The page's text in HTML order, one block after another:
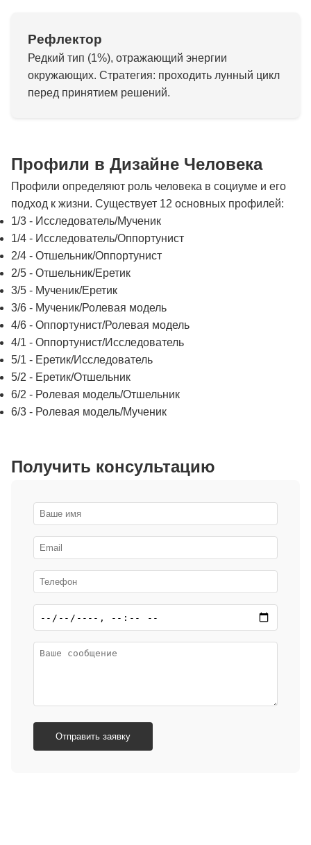
Рефлектор
Редкий тип (1%), отражающий энергии
окружающих. Стратегия: проходить лунный цикл
перед принятием решений.
Профили в Дизайне Человека
Профили определяют роль человека в социуме и его
подход к жизни. Существует 12 основных профилей:
1/3 - Исследователь/Мученик
1/4 - Исследователь/Оппортунист
2/4 - Отшельник/Оппортунист
2/5 - Отшельник/Еретик
3/5 - Мученик/Еретик
3/6 - Мученик/Ролевая модель
4/6 - Оппортунист/Ролевая модель
4/1 - Оппортунист/Исследователь
5/1 - Еретик/Исследователь
5/2 - Еретик/Отшельник
6/2 - Ролевая модель/Отшельник
6/3 - Ролевая модель/Мученик
Получить консультацию
Отправить заявку